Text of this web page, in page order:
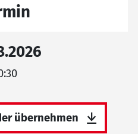
übernehmen